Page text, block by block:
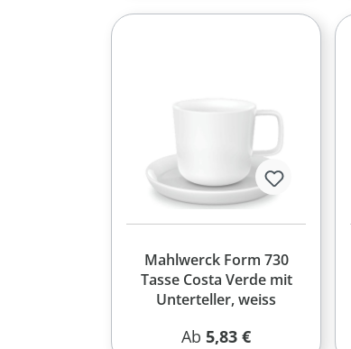
Mahlwerck Form 730
Tasse Costa Verde mit
Unterteller, weiss
Regulärer Preis:
Ab5,83 €